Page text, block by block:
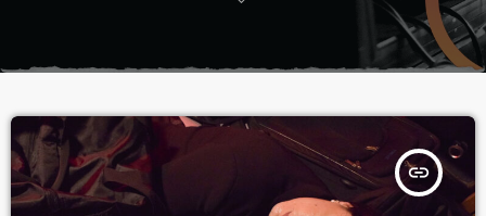
insert_link